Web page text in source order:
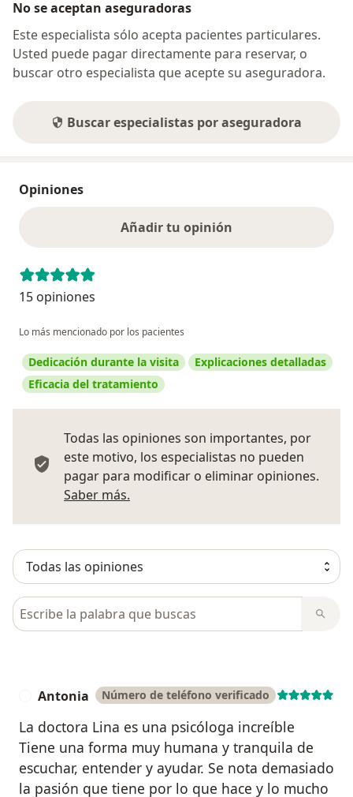
No se aceptan aseguradoras
Este especialista sólo acepta pacientes particulares.
Usted puede pagar directamente para reservar, o
buscar otro especialista que acepte su aseguradora.
Buscar especialistas por aseguradora
Opiniones
Añadir tu opinión
15 opiniones
Lo más mencionado por los pacientes
Dedicación durante la visita
Explicaciones detalladas
Eficacia del tratamiento
Todas las opiniones son importantes, por
este motivo, los especialistas no pueden
pagar para modificar o eliminar opiniones.
Saber más.
Busca en opiniones
Antonia Número de teléfono verificado
La doctora Lina es una psicóloga increíble
Tiene una forma muy humana y tranquila de
escuchar, entender y ayudar. Se nota demasiado
la pasión que tiene por lo que hace y lo mucho